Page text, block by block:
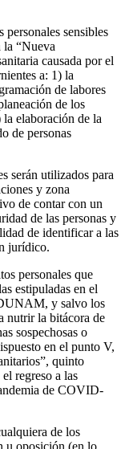
sensibles
la “Nueva
causada por el
a: 1) la
de labores
de los
elaboración de la
de personas
serán utilizados para
y zona
de contar con un
de las personas y
de identificar a las
jurídico.
personales que
estipuladas en el
y salvo los
nutrir la bitácora de
sospechosas o
en el punto V,
quinto
regreso a las
de COVID-
de los